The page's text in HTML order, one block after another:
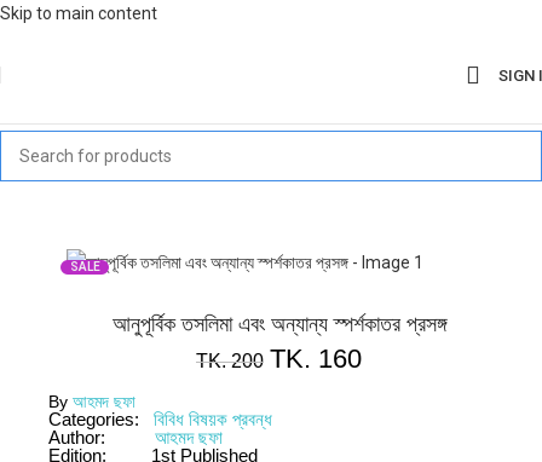
Skip to main content
SIGN
SALE
আনুপূর্বিক তসলিমা এবং অন্যান্য স্পর্শকাতর প্রসঙ্গ
TK.200 TK. 160
By আহমদ ছফা
Categories:
বিবিধ বিষয়ক প্রবন্ধ
Author:
আহমদ ছফা
Edition:
1st Published